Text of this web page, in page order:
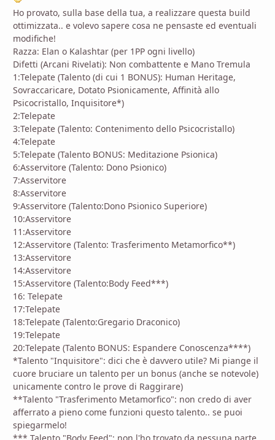
Ho provato, sulla base della tua, a realizzare questa build
ottimizzata.. e volevo sapere cosa ne pensaste ed eventuali
modifiche!
Razza: Elan o Kalashtar (per 1PP ogni livello)
Difetti (Arcani Rivelati): Non combattente e Mano Tremula
1:Telepate (Talento (di cui 1 BONUS): Human Heritage,
Sovraccaricare, Dotato Psionicamente, Affinità allo
Psicocristallo, Inquisitore*)
2:Telepate
3:Telepate (Talento: Contenimento dello Psicocristallo)
4:Telepate
5:Telepate (Talento BONUS: Meditazione Psionica)
6:Asservitore (Talento: Dono Psionico)
7:Asservitore
8:Asservitore
9:Asservitore (Talento:Dono Psionico Superiore)
10:Asservitore
11:Asservitore
12:Asservitore (Talento: Trasferimento Metamorfico**)
13:Asservitore
14:Asservitore
15:Asservitore (Talento:Body Feed***)
16: Telepate
17:Telepate
18:Telepate (Talento:Gregario Draconico)
19:Telepate
20:Telepate (Talento BONUS: Espandere Conoscenza****)
*Talento "Inquisitore": dici che è davvero utile? Mi piange il
cuore bruciare un talento per un bonus (anche se notevole)
unicamente contro le prove di Raggirare)
**Talento "Trasferimento Metamorfico": non credo di aver
afferrato a pieno come funzioni questo talento.. se puoi
spiegarmelo!